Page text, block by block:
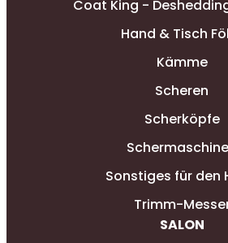
Coat King -
Hand & Tisch
Kämme
Scheren
Scherköpfe
Sonstiges für den
Trimm-
SALON